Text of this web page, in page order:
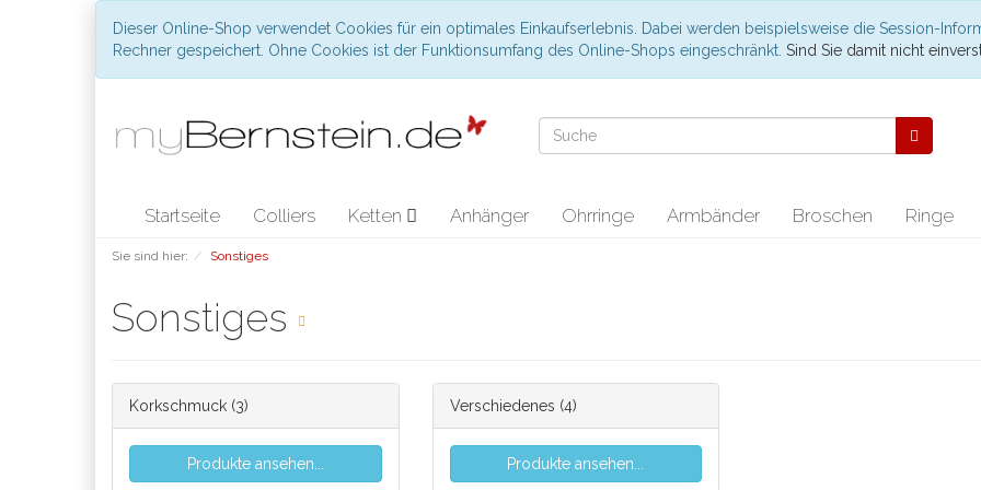
Dieser Online-Shop verwendet Cookies für ein optimales Einkaufserlebnis. Dabei werden beispielsweise die Session-
Rechner gespeichert. Ohne Cookies ist der Funktionsumfang des Online-Shops eingeschränkt. Sind Sie damit nicht
Startseite Colliers Ketten Anhänger Ohrringe Armbänder Broschen Ringe
Sie sind hier: Sonstiges
Sonstiges
Korkschmuck (3)
Produkte ansehen...
Verschiedenes (4)
Produkte ansehen...